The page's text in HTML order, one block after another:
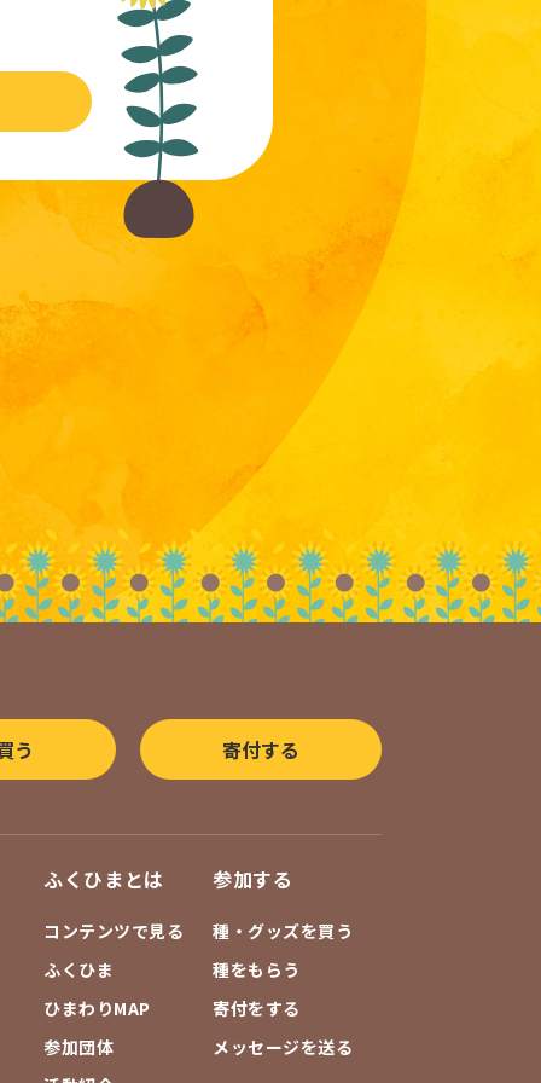
う 寄付する
ふくひまとは
コンテンツで見る
ふくひま
ひまわりMAP
参加団体
参加する
種・グッズを買う
種をもらう
寄付をする
メッセージを送る